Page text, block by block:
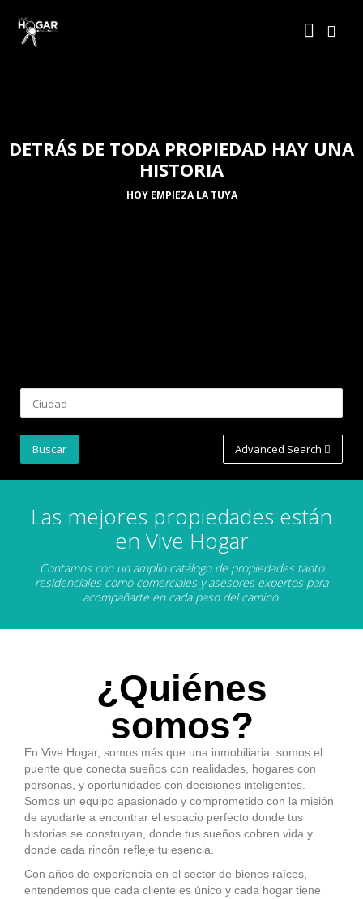
DETRÁS DE TODA PROPIEDAD HAY UNA
HISTORIA
HOY EMPIEZA LA TUYA
Advanced Search
Las mejores propiedades están
en Vive Hogar
Contamos con un amplio catálogo de propiedades tanto
residenciales como comerciales y asesores expertos para
acompañarte en cada paso del camino.
¿Quiénes
somos?
En Vive Hogar, somos más que una inmobiliaria: somos el
puente que conecta sueños con realidades, hogares con
personas, y oportunidades con decisiones inteligentes.
Somos un equipo apasionado y comprometido con la misión
de ayudarte a encontrar el espacio perfecto donde tus
historias se construyan, donde tus sueños cobren vida y
donde cada rincón refleje tu esencia.
Con años de experiencia en el sector de bienes raíces,
entendemos que cada cliente es único y cada hogar tiene